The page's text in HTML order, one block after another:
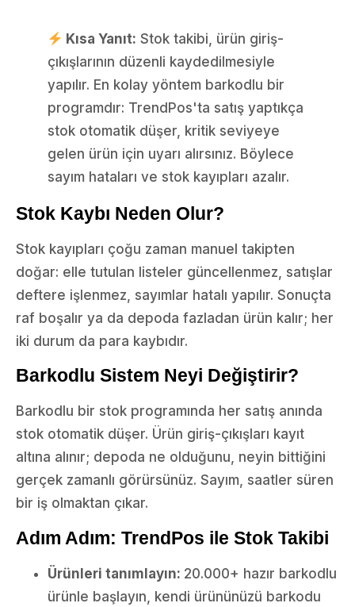
Kısa Yanıt: Stok takibi, ürün giriş-
çıkışlarının düzenli kaydedilmesiyle
yapılır. En kolay yöntem barkodlu bir
programdır: TrendPos'ta satış yaptıkça
stok otomatik düşer, kritik seviyeye
gelen ürün için uyarı alırsınız. Böylece
sayım hataları ve stok kayıpları azalır.
Stok Kaybı Neden Olur?
Stok kayıpları çoğu zaman manuel takipten
doğar: elle tutulan listeler güncellenmez, satışlar
deftere işlenmez, sayımlar hatalı yapılır. Sonuçta
raf boşalır ya da depoda fazladan ürün kalır; her
iki durum da para kaybıdır.
Barkodlu Sistem Neyi Değiştirir?
Barkodlu bir stok programında her satış anında
stok otomatik düşer. Ürün giriş-çıkışları kayıt
altına alınır; depoda ne olduğunu, neyin bittiğini
gerçek zamanlı görürsünüz. Sayım, saatler süren
bir iş olmaktan çıkar.
Adım Adım: TrendPos ile Stok Takibi
Ürünleri tanımlayın: 20.000+ hazır barkodlu
ürünle başlayın, kendi ürününüzü barkodu